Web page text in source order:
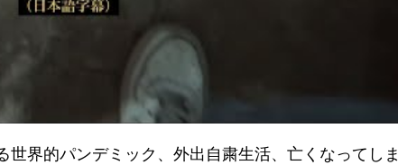
世界的パンデミック、外出自粛生活、亡くなってしま